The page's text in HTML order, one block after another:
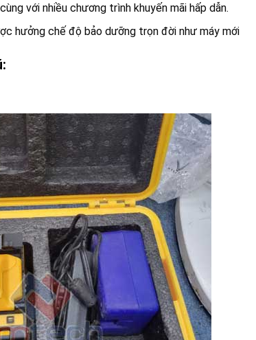
với nhiều chương trình khuyến mãi hấp dẫn.
hưởng chế độ bảo dưỡng trọn đời như máy mới